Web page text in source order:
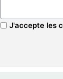
J'accepte les